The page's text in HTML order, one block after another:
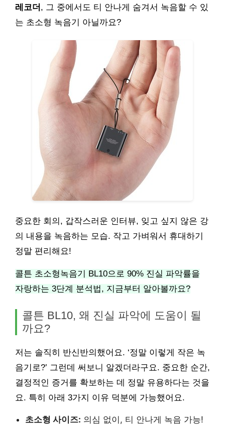
레코더 , 그 중에서도 티 안나게 숨겨서 녹음할 수 있
는 초소형 녹음기 아닐까요?
중요한 회의, 갑작스러운 인터뷰, 잊고 싶지 않은 강
의 내용을 녹음하는 모습. 작고 가벼워서 휴대하기
정말 편리해요!
콜튼 초소형녹음기 BL10으로 90% 진실 파악률을
자랑하는 3단계 분석법, 지금부터 알아볼까요?
콜튼 BL10, 왜 진실 파악에 도움이 될
까요?
저는 솔직히 반신반의했어요. ‘정말 이렇게 작은 녹
음기로?’ 그런데 써보니 알겠더라구요. 중요한 순간,
결정적인 증거를 확보하는 데 정말 유용하다는 것을
요. 특히 아래 3가지 이유 덕분에 가능했어요.
초소형 사이즈: 의심 없이, 티 안나게 녹음 가능!